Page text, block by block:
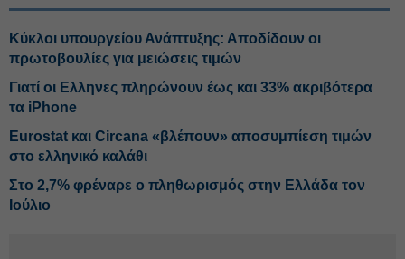
Κύκλοι υπουργείου Ανάπτυξης: Αποδίδουν οι
πρωτοβουλίες για μειώσεις τιμών
Γιατί οι Ελληνες πληρώνουν έως και 33% ακριβότερα
τα iPhone
Eurostat και Circana «βλέπουν» αποσυμπίεση τιμών
στο ελληνικό καλάθι
Στο 2,7% φρέναρε ο πληθωρισμός στην Ελλάδα τον
Ιούλιο